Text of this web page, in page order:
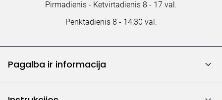
Pirmadienis - Ketvirtadienis 8 - 17 val.
Penktadienis 8 - 14:30 val.
Pagalba ir informacija